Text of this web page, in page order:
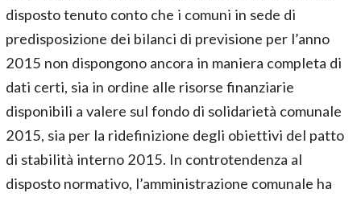
disposto tenuto conto che i comuni in sede di
predisposizione dei bilanci di previsione per l’anno
2015 non dispongono ancora in maniera completa di
dati certi, sia in ordine alle risorse finanziarie
disponibili a valere sul fondo di solidarietà comunale
2015, sia per la ridefinizione degli obiettivi del patto
di stabilità interno 2015. In controtendenza al
disposto normativo, l’amministrazione comunale ha